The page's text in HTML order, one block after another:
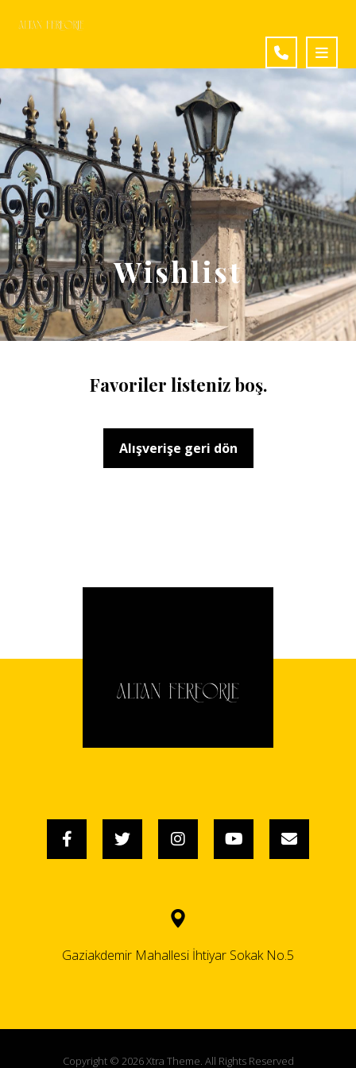
Wishlist
Favoriler listeniz boş.
Alışverişe geri dön
Gaziakdemir Mahallesi İhtiyar Sokak No.5
Copyright © 2026 Xtra Theme. All Rights Reserved